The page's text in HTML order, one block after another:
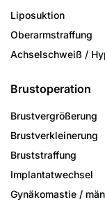
Liposuktion
Oberarmstraffung
Achselschweiß /
Brustoperation
Brustvergrößerung
Brustverkleinerung
Bruststraffung
Implantatwechsel
Gynäkomastie /